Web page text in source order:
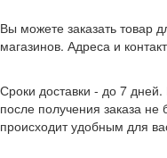
Вы можете заказать товар
магазинов. Адреса и
Сроки доставки - до 7 дней.
после получения заказа не
происходит удобным для